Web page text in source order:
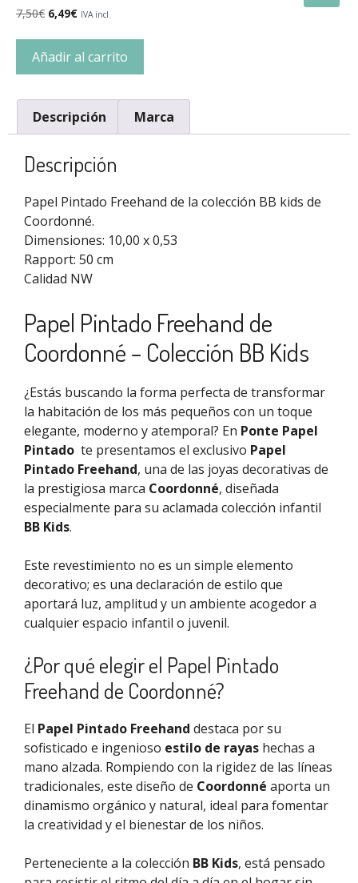
7,50€ 6,49€ IVA incl.
Añadir al carrito
Descripción Marca
Descripción
Papel Pintado Freehand de la colección BB kids de
Coordonné.
Dimensiones: 10,00 x 0,53
Rapport: 50 cm
Calidad NW
Papel Pintado Freehand de
Coordonné – Colección BB Kids
¿Estás buscando la forma perfecta de transformar
la habitación de los más pequeños con un toque
elegante, moderno y atemporal? En Ponte Papel
Pintado te presentamos el exclusivo Papel
Pintado Freehand, una de las joyas decorativas de
la prestigiosa marca Coordonné, diseñada
especialmente para su aclamada colección infantil
BB Kids.
Este revestimiento no es un simple elemento
decorativo; es una declaración de estilo que
aportará luz, amplitud y un ambiente acogedor a
cualquier espacio infantil o juvenil.
¿Por qué elegir el Papel Pintado
Freehand de Coordonné?
El Papel Pintado Freehand destaca por su
sofisticado e ingenioso estilo de rayas hechas a
mano alzada. Rompiendo con la rigidez de las líneas
tradicionales, este diseño de Coordonné aporta un
dinamismo orgánico y natural, ideal para fomentar
la creatividad y el bienestar de los niños.
Perteneciente a la colección BB Kids, está pensado